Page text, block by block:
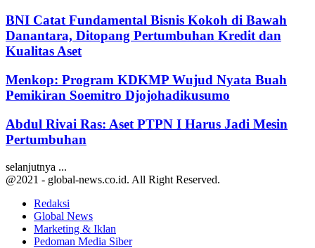
BNI Catat Fundamental Bisnis Kokoh di Bawah
Danantara, Ditopang Pertumbuhan Kredit dan
Kualitas Aset
Menkop: Program KDKMP Wujud Nyata Buah
Pemikiran Soemitro Djojohadikusumo
Abdul Rivai Ras: Aset PTPN I Harus Jadi Mesin
Pertumbuhan
selanjutnya ...
@2021 - global-news.co.id. All Right Reserved.
Redaksi
Global News
Marketing & Iklan
Pedoman Media Siber